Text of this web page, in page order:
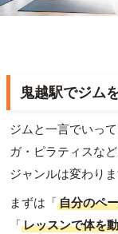
鬼越駅でジム
ジムと一言でいっ
ガ・ピラティスな
ジャンルは変わりま
まずは「自分のペ
「レッスンで体を